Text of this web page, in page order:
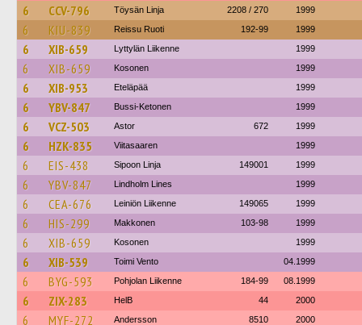
6 CCV-796 Töysän Linja 2208 / 270 1999
6 KIU-839 Reissu Ruoti 192-99 1999
6 XIB-659 Lyttylän Liikenne 1999
6 XIB-659 Kosonen 1999
6 XIB-953 Eteläpää 1999
6 YBV-847 Bussi-Ketonen 1999
6 VCZ-503 Astor 672 1999
6 HZK-835 Viitasaaren 1999
6 EIS-438 Sipoon Linja 149001 1999
6 YBV-847 Lindholm Lines 1999
6 CEA-676 Leiniön Liikenne 149065 1999
6 HIS-299 Makkonen 103-98 1999
6 XIB-659 Kosonen 1999
6 XIB-539 Toimi Vento 04.1999
6 BYG-593 Pohjolan Liikenne 184-99 08.1999
6 ZIX-283 HelB 44 2000
6 MYF-272 Andersson 8510 2000